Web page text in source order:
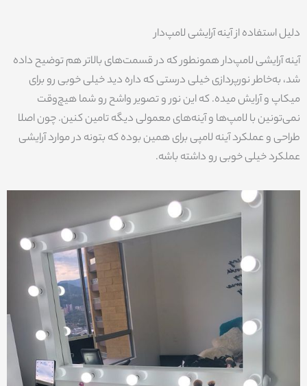
دلیل استفاده از آینه آرایشی لامپ‌دار
آینه آرایشی لامپ‌دار همونطور که در قسمت‌های بالاتر هم توضیح داده
شد، به‌خاطر نورپردازی خیلی درستی که داره دید خیلی خوبی رو برای
میکاپ و آرایش میده. که این نور و تصویر واشح رو شما هیچ‌وقت
نمی‌تونین با لامپ‌ها و آینه‌های معمولی دیگه تامین کنین. چون اصلا
طراحی و عملکرد آینه لامپی برای همین بوده که بتونه در موارد آرایشی
عملکرد خیلی خوبی رو داشته باشه.